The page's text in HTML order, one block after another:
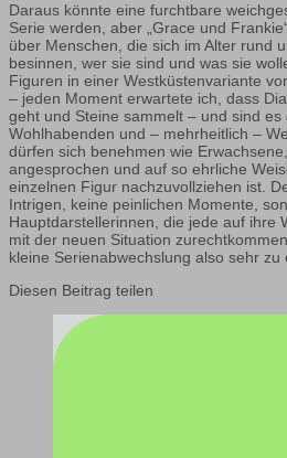
Daraus könnte eine furchtbare
Serie werden, aber „Grace und
über Menschen, die sich im Alter rund
besinnen, wer sie sind und was sie
Figuren in einer Westküstenvariante
– jeden Moment erwartete ich, dass
geht und Steine sammelt – und sind
Wohlhabenden und – mehrheitlich –
dürfen sich benehmen wie
angesprochen und auf so ehrliche
einzelnen Figur nachzuvollziehen ist.
Intrigen, keine peinlichen Momente,
Hauptdarstellerinnen, die jede auf ihre
mit der neuen Situation
kleine Serienabwechslung also sehr zu
Diesen Beitrag teilen